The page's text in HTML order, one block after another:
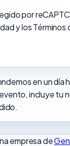
por
y los Términos
en un día
incluye tu
empresa de